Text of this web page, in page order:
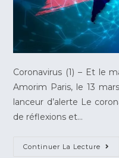
Coronavirus (1) – Et le
Amorim Paris, le 13
lanceur d’alerte Le
de réflexions et…
Continuer La Lecture